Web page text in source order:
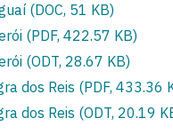
(DOC, 51 KB)
(PDF, 422.57 KB)
(ODT, 28.67 KB)
dos Reis (PDF, 433.36
dos Reis (ODT, 20.19